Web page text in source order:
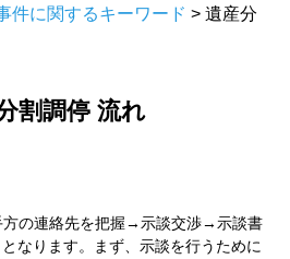
件に関するキーワード > 遺産分
割調停 流れ
方の連絡先を把握→示談交渉→示談書
なります。まず、示談を行うために